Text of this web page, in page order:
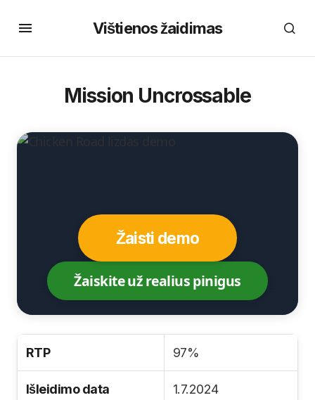
Vištienos žaidimas
Mission Uncrossable
Žaisti demo
Žaiskite už realius pinigus
RTP 97%
Išleidimo data 1.7.2024